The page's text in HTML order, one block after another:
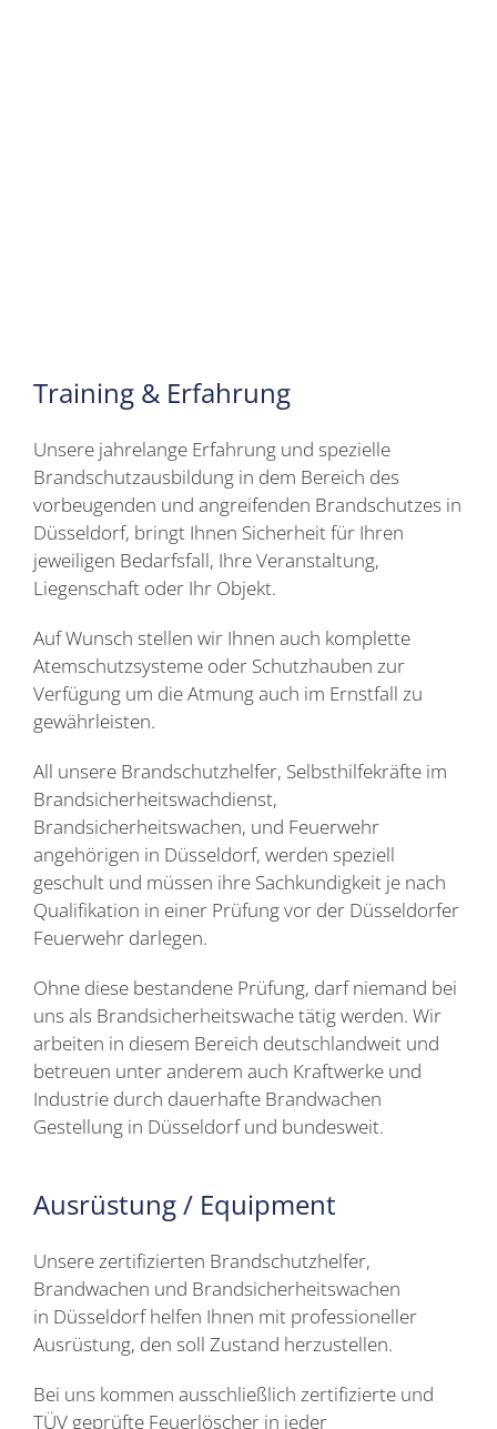
Training & Erfahrung
Unsere jahrelange Erfahrung und spezielle
Brandschutzausbildung in dem Bereich des
vorbeugenden und angreifenden Brandschutzes in
Düsseldorf, bringt Ihnen Sicherheit für Ihren
jeweiligen Bedarfsfall, Ihre Veranstaltung,
Liegenschaft oder Ihr Objekt.
Auf Wunsch stellen wir Ihnen auch komplette
Atemschutzsysteme oder Schutzhauben zur
Verfügung um die Atmung auch im Ernstfall zu
gewährleisten.
All unsere Brandschutzhelfer, Selbsthilfekräfte im
Brandsicherheitswachdienst,
Brandsicherheitswachen, und Feuerwehr
angehörigen in Düsseldorf, werden speziell
geschult und müssen ihre Sachkundigkeit je nach
Qualifikation in einer Prüfung vor der Düsseldorfer
Feuerwehr darlegen.
Ohne diese bestandene Prüfung, darf niemand bei
uns als Brandsicherheitswache tätig werden. Wir
arbeiten in diesem Bereich deutschlandweit und
betreuen unter anderem auch Kraftwerke und
Industrie durch dauerhafte Brandwachen
Gestellung in Düsseldorf und bundesweit.
Ausrüstung / Equipment
Unsere zertifizierten Brandschutzhelfer,
Brandwachen und Brandsicherheitswachen
in Düsseldorf helfen Ihnen mit professioneller
Ausrüstung, den soll Zustand herzustellen.
Bei uns kommen ausschließlich zertifizierte und
TÜV geprüfte Feuerlöscher in jeder